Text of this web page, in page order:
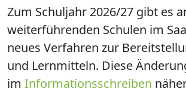
Zum Schuljahr 2026/27 gibt es
weiterführenden Schulen im
neues Verfahren zur
und Lernmitteln. Diese
im Informationsschreiben